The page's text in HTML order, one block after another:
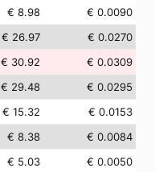
€ 8.98
€ 0.0090
€ 26.97
€ 0.0270
€ 30.92
€ 0.0309
€ 29.48
€ 0.0295
€ 15.32
€ 0.0153
€ 8.38
€ 0.0084
€ 5.03
€ 0.0050